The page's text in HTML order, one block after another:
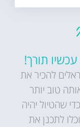
תורך!
להכיר את
טוב יותר
שהטיול יהיה
לתכנן את